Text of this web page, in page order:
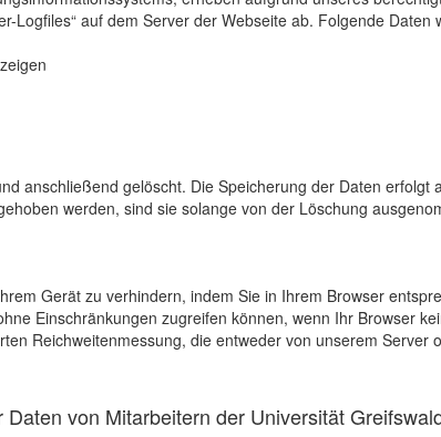
Logfiles“ auf dem Server der Webseite ab. Folgende Daten
anschließend gelöscht. Die Speicherung der Daten
werden, sind sie solange von der Löschung
Gerät zu verhindern, indem Sie in Ihrem Browser
Einschränkungen zugreifen können, wenn Ihr Browser
Reichweitenmessung, die entweder von unserem
von Mitarbeitern der Universität